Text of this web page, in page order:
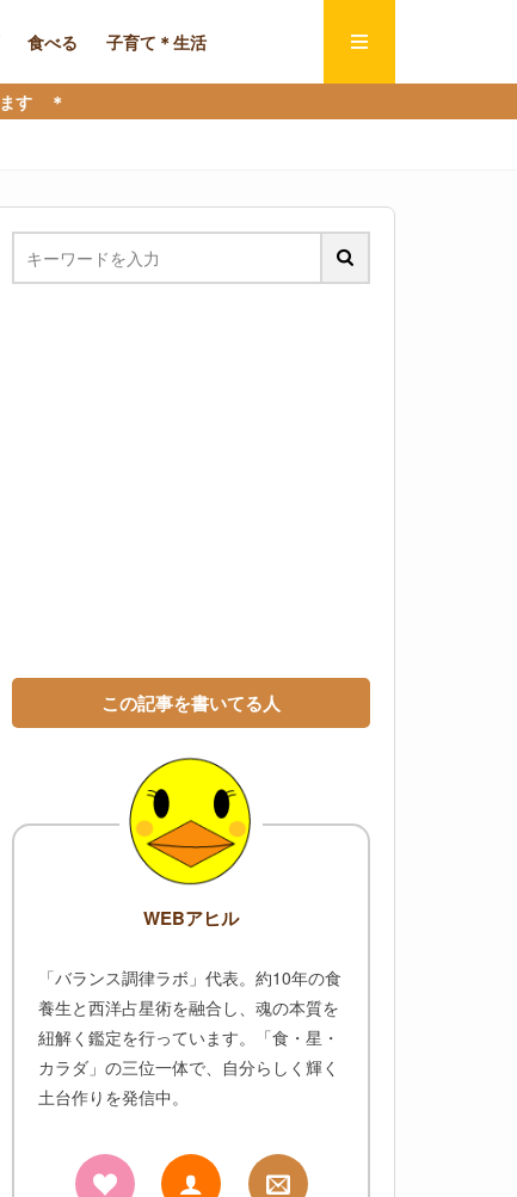
食べる 子育て＊生活
この記事を書いてる人
WEBアヒル
「バランス調律ラボ」代表。約10年の食
養生と西洋占星術を融合し、魂の本質を
紐解く鑑定を行っています。「食・星・
カラダ」の三位一体で、自分らしく輝く
土台作りを発信中。